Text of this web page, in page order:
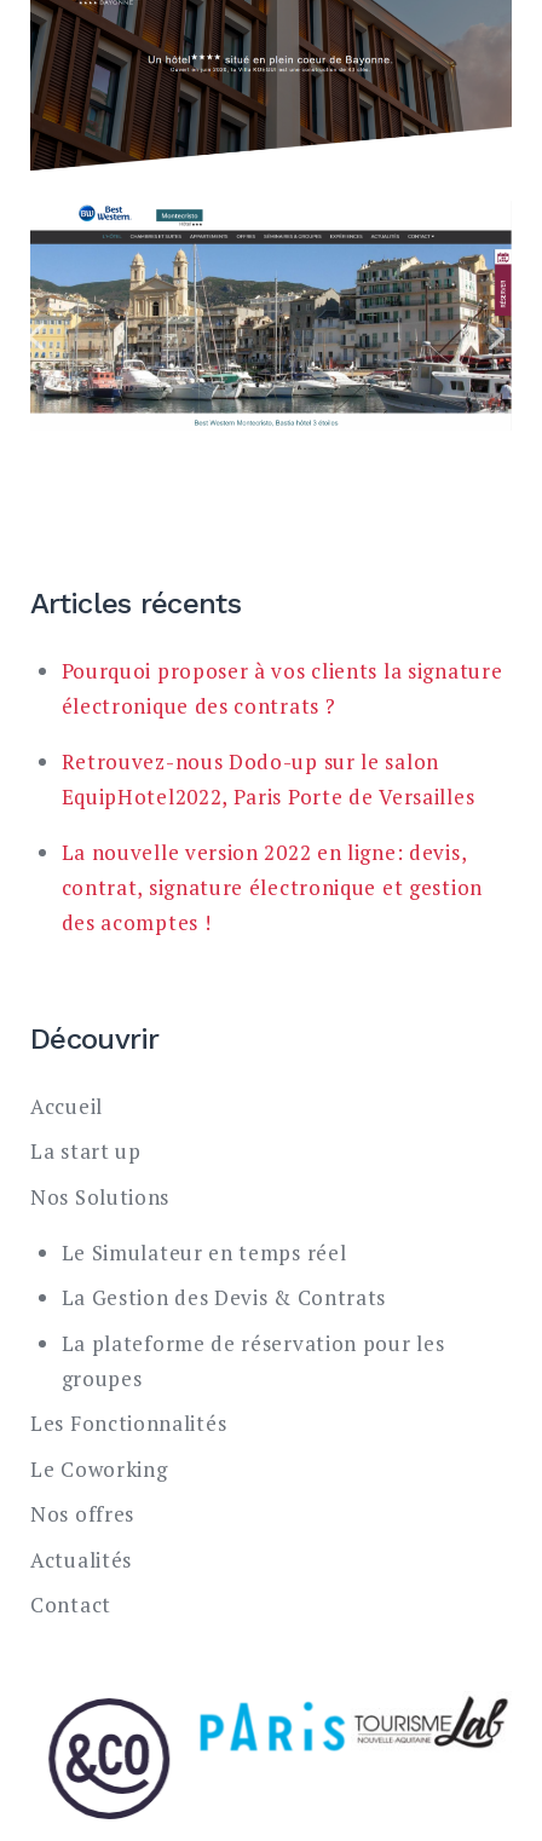
Articles récents
Pourquoi proposer à vos clients la signature
électronique des contrats ?
Retrouvez-nous Dodo-up sur le salon
EquipHotel2022, Paris Porte de Versailles
La nouvelle version 2022 en ligne: devis,
contrat, signature électronique et gestion
des acomptes !
Découvrir
Accueil
La start up
Nos Solutions
Le Simulateur en temps réel
La Gestion des Devis & Contrats
La plateforme de réservation pour les
groupes
Les Fonctionnalités
Le Coworking
Nos offres
Actualités
Contact